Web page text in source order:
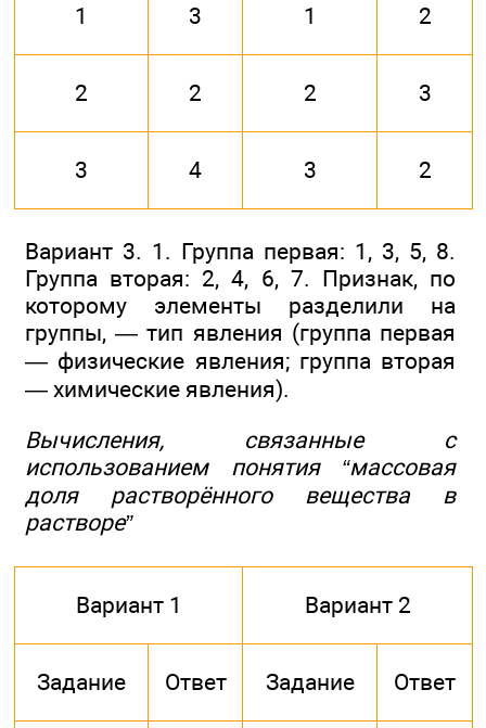
1 3 1 2
2 2 2 3
3 4 3 2
Вариант 3. 1. Группа первая: 1, 3, 5, 8.
Группа вторая: 2, 4, 6, 7. Признак, по
которому элементы разделили на
группы, — тип явления (группа первая
— физические явления; группа вторая
— химические явления).
Вычисления, связанные с
использованием понятия “массовая
доля растворённого вещества в
растворе”
Вариант 1 Вариант 2
Задание Ответ Задание Ответ